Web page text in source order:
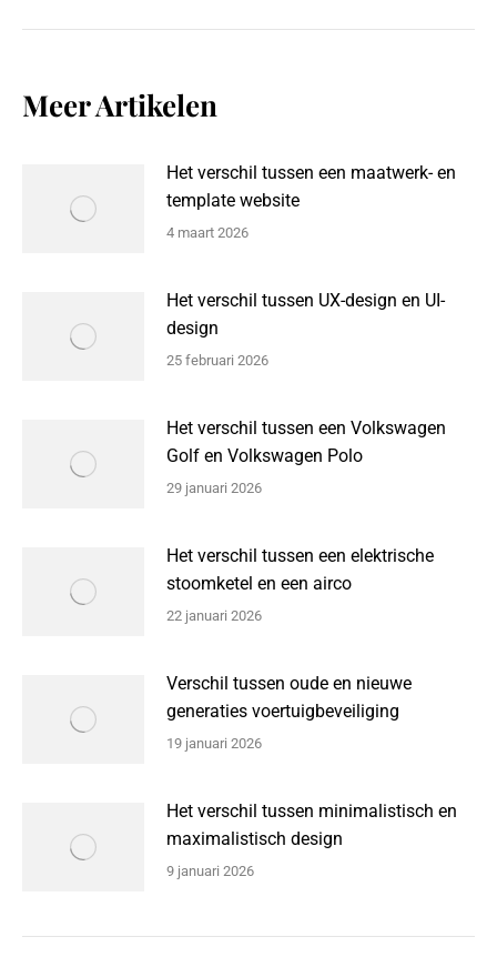
Meer Artikelen
Het verschil tussen een maatwerk- en
template website
4 maart 2026
Het verschil tussen UX-design en UI-
design
25 februari 2026
Het verschil tussen een Volkswagen
Golf en Volkswagen Polo
29 januari 2026
Het verschil tussen een elektrische
stoomketel en een airco
22 januari 2026
Verschil tussen oude en nieuwe
generaties voertuigbeveiliging
19 januari 2026
Het verschil tussen minimalistisch en
maximalistisch design
9 januari 2026